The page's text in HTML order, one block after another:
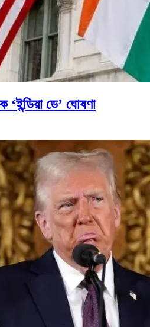
‘ইন্ডিয়া ডে’ ঘোষণা